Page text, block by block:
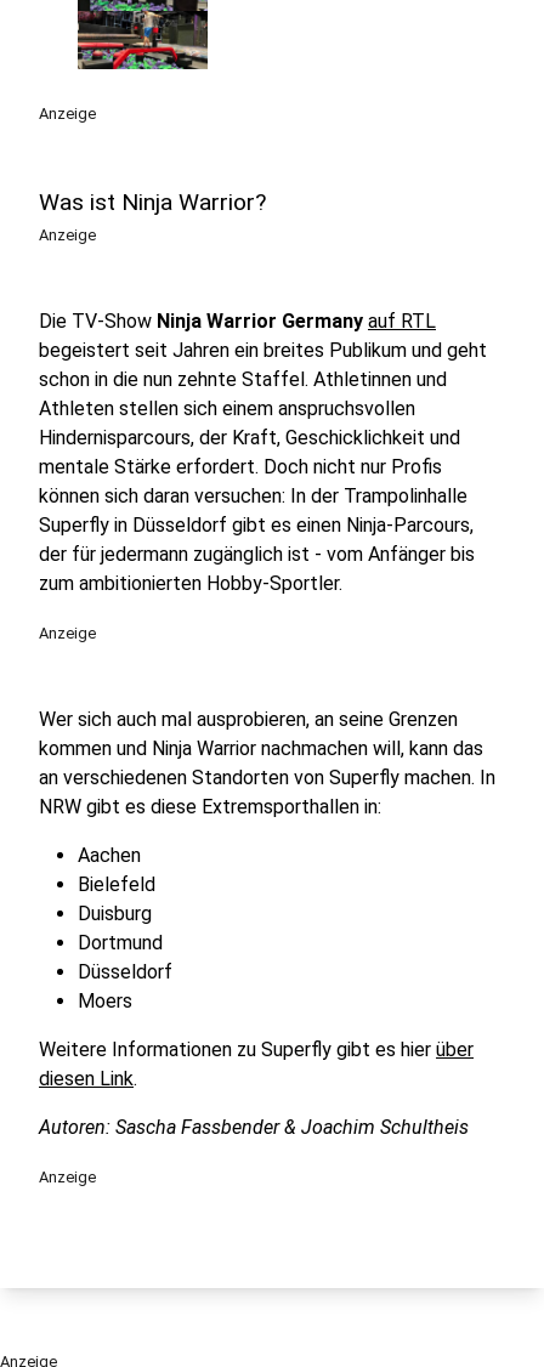
Anzeige
Was ist Ninja Warrior?
Anzeige
Die TV-Show Ninja Warrior Germany auf RTL
begeistert seit Jahren ein breites Publikum und geht
schon in die nun zehnte Staffel. Athletinnen und
Athleten stellen sich einem anspruchsvollen
Hindernisparcours, der Kraft, Geschicklichkeit und
mentale Stärke erfordert. Doch nicht nur Profis
können sich daran versuchen: In der Trampolinhalle
Superfly in Düsseldorf gibt es einen Ninja-Parcours,
der für jedermann zugänglich ist - vom Anfänger bis
zum ambitionierten Hobby-Sportler.
Anzeige
Wer sich auch mal ausprobieren, an seine Grenzen
kommen und Ninja Warrior nachmachen will, kann das
an verschiedenen Standorten von Superfly machen. In
NRW gibt es diese Extremsporthallen in:
Aachen
Bielefeld
Duisburg
Dortmund
Düsseldorf
Moers
Weitere Informationen zu Superfly gibt es hier über
diesen Link.
Autoren: Sascha Fassbender & Joachim Schultheis
Anzeige
Anzeige